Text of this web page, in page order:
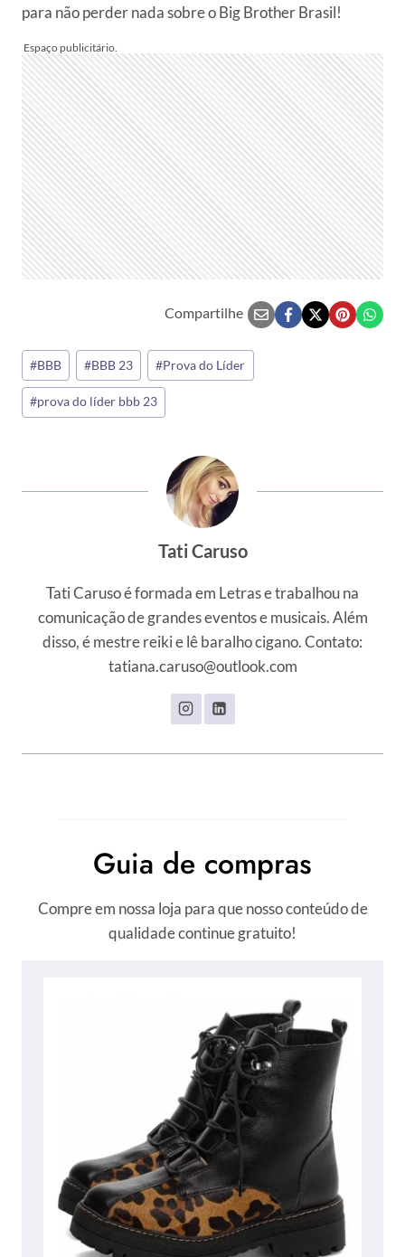
para não perder nada sobre o Big Brother Brasil!
Compartilhe
Tags
do
Post:
#BBB #BBB 23 #Prova do Líder
#prova do líder bbb 23
Tati Caruso
Tati Caruso é formada em Letras e trabalhou na
comunicação de grandes eventos e musicais. Além
disso, é mestre reiki e lê baralho cigano. Contato:
tatiana.caruso@outlook.com
Guia de compras
Compre em nossa loja para que nosso conteúdo de
qualidade continue gratuito!